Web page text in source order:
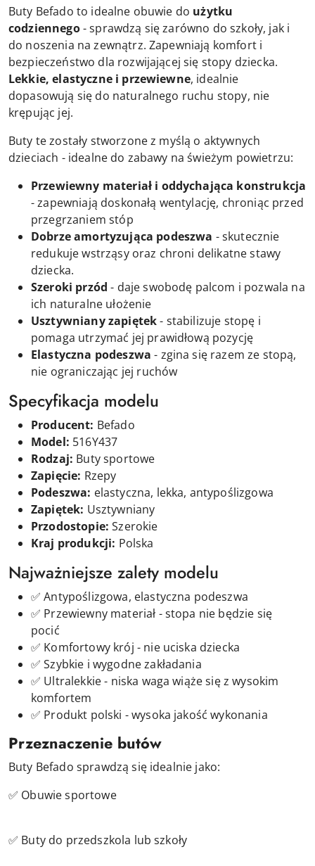
Buty Befado to idealne obuwie do użytku
codziennego- sprawdzą się zarówno do szkoły, jak i
do noszenia na zewnątrz. Zapewniają komfort i
bezpieczeństwo dla rozwijającej się stopy dziecka.
Lekkie, elastyczne i przewiewne, idealnie
dopasowują się do naturalnego ruchu stopy, nie
krępując jej.
Buty te zostały stworzone z myślą o aktywnych
dzieciach - idealne do zabawy na świeżym powietrzu:
Przewiewny materiał i oddychająca konstrukcja
- zapewniają doskonałą wentylację, chroniąc przed
przegrzaniem stóp
Dobrze amortyzująca podeszwa - skutecznie
redukuje wstrząsy oraz chroni delikatne stawy
dziecka.
Szeroki przód - daje swobodę palcom i pozwala na
ich naturalne ułożenie
Usztywniany zapiętek- stabilizuje stopę i
pomaga utrzymać jej prawidłową pozycję
Elastyczna podeszwa - zgina się razem ze stopą,
nie ograniczając jej ruchów
Specyfikacja modelu
Producent: Befado
Model: 516Y437
Rodzaj: Buty sportowe
Zapięcie: Rzepy
Podeszwa: elastyczna, lekka, antypoślizgowa
Zapiętek: Usztywniany
Przodostopie: Szerokie
Kraj produkcji: Polska
Najważniejsze zalety modelu
✅ Antypoślizgowa, elastyczna podeszwa
✅ Przewiewny materiał - stopa nie będzie się
pocić
✅ Komfortowy krój - nie uciska dziecka
✅ Szybkie i wygodne zakładania
✅ Ultralekkie - niska waga wiąże się z wysokim
komfortem
✅ Produkt polski - wysoka jakość wykonania
Przeznaczenie butów
Buty Befado sprawdzą się idealnie jako:
✅ Obuwie sportowe
✅ Buty do przedszkola lub szkoły